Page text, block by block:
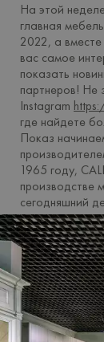
На этой
главная
2022, а
вас самое
показать
партнеров! Не
Instagram
где найдете
Показ
1965 году,
производстве
сегодняшний
брендов
Почтенный
будущее
продуктов.
экологически